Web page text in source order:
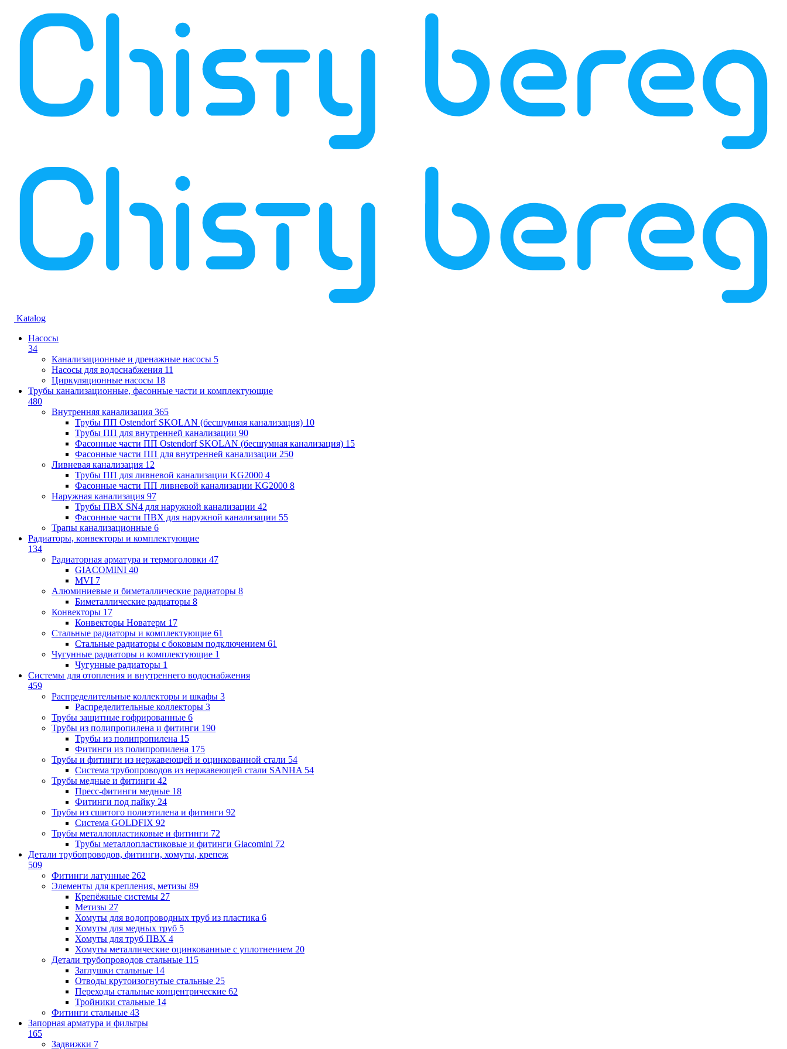
Katalog
Насосы
34
Канализационные и дренажные насосы 5
Насосы для водоснабжения 11
Циркуляционные насосы 18
Трубы канализационные, фасонные части и комплектующие
480
Внутренняя канализация 365
Трубы ПП Ostendorf SKOLAN (бесшумная канализация) 10
Трубы ПП для внутренней канализации 90
Фасонные части ПП Ostendorf SKOLAN (бесшумная канализация) 15
Фасонные части ПП для внутренней канализации 250
Ливневая канализация 12
Трубы ПП для ливневой канализации KG2000 4
Фасонные части ПП ливневой канализации KG2000 8
Наружная канализация 97
Трубы ПВХ SN4 для наружной канализации 42
Фасонные части ПВХ для наружной канализации 55
Трапы канализационные 6
Радиаторы, конвекторы и комплектующие
134
Радиаторная арматура и термоголовки 47
GIACOMINI 40
MVI 7
Алюминиевые и биметаллические радиаторы 8
Биметаллические радиаторы 8
Конвекторы 17
Конвекторы Новатерм 17
Стальные радиаторы и комплектующие 61
Стальные радиаторы с боковым подключением 61
Чугунные радиаторы и комплектующие 1
Чугунные радиаторы 1
Системы для отопления и внутреннего водоснабжения
459
Распределительные коллекторы и шкафы 3
Распределительные коллекторы 3
Трубы защитные гофрированные 6
Трубы из полипропилена и фитинги 190
Трубы из полипропилена 15
Фитинги из полипропилена 175
Трубы и фитинги из нержавеющей и оцинкованной стали 54
Система трубопроводов из нержавеющей стали SANHA 54
Трубы медные и фитинги 42
Пресс-фитинги медные 18
Фитинги под пайку 24
Трубы из сшитого полиэтилена и фитинги 92
Система GOLDFIX 92
Трубы металлопластиковые и фитинги 72
Трубы металлопластиковые и фитинги Giacomini 72
Детали трубопроводов, фитинги, хомуты, крепеж
509
Фитинги латунные 262
Элементы для крепления, метизы 89
Крепёжные системы 27
Метизы 27
Хомуты для водопроводных труб из пластика 6
Хомуты для медных труб 5
Хомуты для труб ПВХ 4
Хомуты металлические оцинкованные с уплотнением 20
Детали трубопроводов стальные 115
Заглушки стальные 14
Отводы крутоизогнутые стальные 25
Переходы стальные концентрические 62
Тройники стальные 14
Фитинги стальные 43
Запорная арматура и фильтры
165
Задвижки 7